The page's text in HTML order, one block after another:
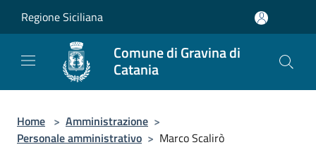
Regione Siciliana
Comune di Gravina di
Catania
Home > Amministrazione >
Personale amministrativo > Marco Scalirò